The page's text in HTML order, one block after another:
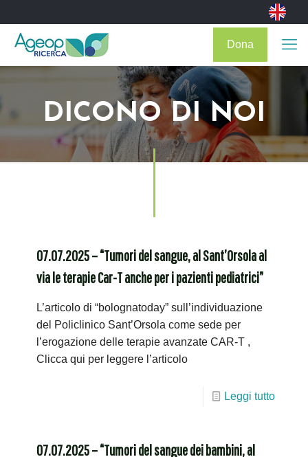
Dona
DICONO DI NOI
07.07.2025 – “Tumori del sangue, al Sant’Orsola al
via le terapie Car-T anche per i pazienti pediatrici”
L’articolo di “bolognatoday” sull’individuazione
del Policlinico Sant’Orsola come sede per
l’erogazione delle terapie avanzate CAR-T ,
Clicca qui per leggere l’articolo
Leggi tutto
07.07.2025 – “Tumori del sangue dei bambini, al